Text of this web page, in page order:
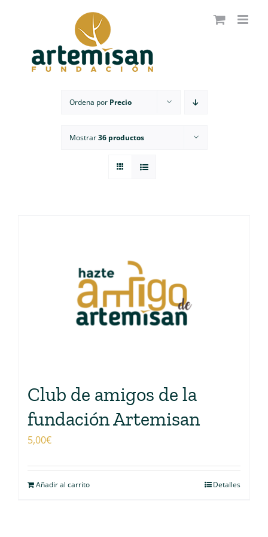
Ordena por Precio
Mostrar36 productos
Club de amigos de la
fundación Artemisan
5,00€
Añadir al carrito Detalles